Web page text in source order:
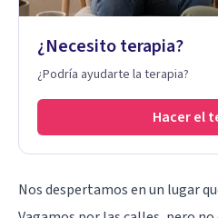
¿Necesito terapia?
¿Podría ayudarte la terapia?
Hacer el
Nos despertamos en un lugar